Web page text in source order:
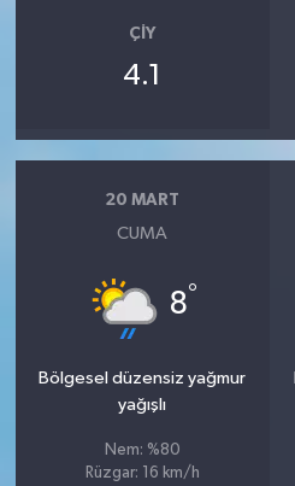
ÇIY
4.1
20 MART
CUMA
8°
Bölgesel düzensiz yağmur
yağışlı
Nem: %80
Rüzgar: 16 km/h